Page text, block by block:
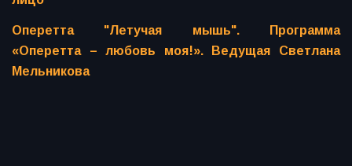
Оперетта "Летучая мышь". Программа
«Оперетта – любовь моя!». Ведущая Светлана
Мельникова